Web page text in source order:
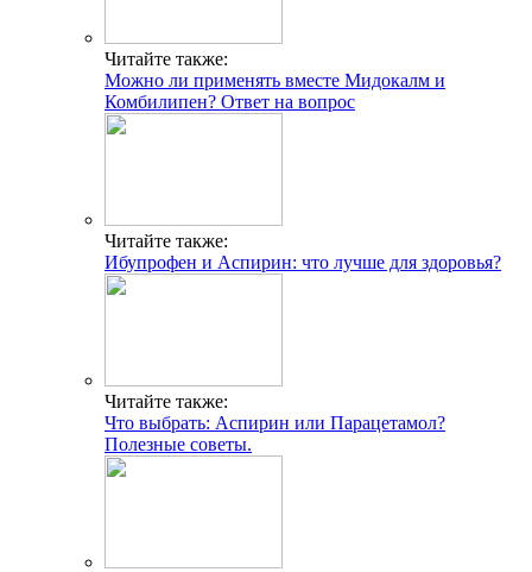
Читайте также:
Можно ли применять вместе Мидокалм и
Комбилипен? Ответ на вопрос
Читайте также:
Ибупрофен и Аспирин: что лучше для здоровья?
Читайте также:
Что выбрать: Аспирин или Парацетамол?
Полезные советы.